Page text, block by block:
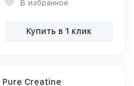
В избранное
Купить в 1 клик
Pure Creatine